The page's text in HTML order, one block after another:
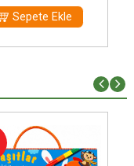
Sepete Ekle